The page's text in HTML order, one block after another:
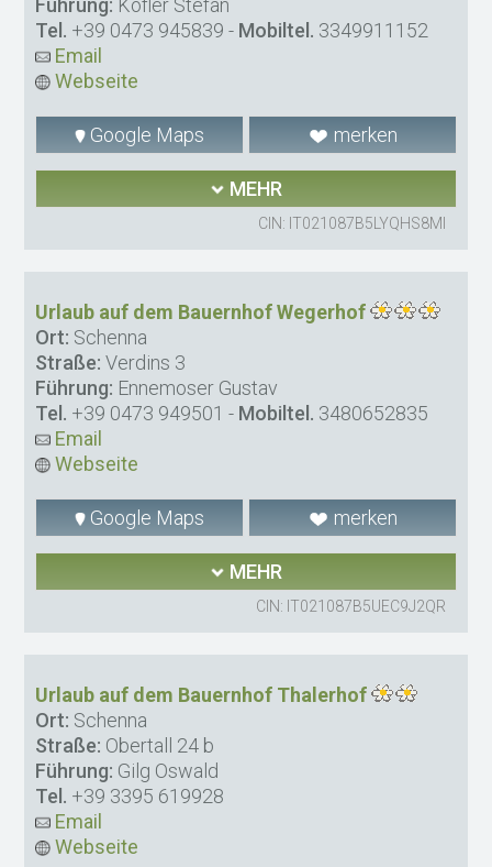
Führung: Kofler Stefan
Tel. +39 0473 945839 - Mobiltel. 3349911152
Email
Webseite
Google Maps merken
MEHR
CIN: IT021087B5LYQHS8MI
Urlaub auf dem Bauernhof Wegerhof
Ort: Schenna
Straße: Verdins 3
Führung: Ennemoser Gustav
Tel. +39 0473 949501 - Mobiltel. 3480652835
Email
Webseite
Google Maps merken
MEHR
CIN: IT021087B5UEC9J2QR
Urlaub auf dem Bauernhof Thalerhof
Ort: Schenna
Straße: Obertall 24 b
Führung: Gilg Oswald
Tel. +39 3395 619928
Email
Webseite